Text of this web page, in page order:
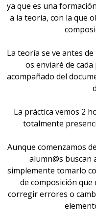
ya que es una
a la teoría, con la que
La teoría se ve antes
os enviaré de
acompañado del
La práctica vemos 2
totalmente
Aunque comenzamos
alumn@s buscan
simplemente tomarlo
de composición que
corregir errores o